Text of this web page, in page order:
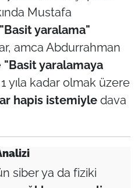
Mustafa
"Basit yaralama"
amca Abdurrahman
"Basit yaralamaya
yıla kadar olmak üzere
hapis istemiyledava
siber ya da fiziki